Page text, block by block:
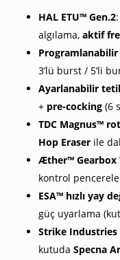
HAL ETU™ Gen.2
algılama, aktif
Programlanabilir
3’lü burst / 5’li
Ayarlanabilir
+ pre-cocking (6
TDC Magnus™
Hop Eraser ile
Æther™ Gearbox
kontrol
ESA™ hızlı yay
güç uyarlama
Strike Industries
kutuda Specna